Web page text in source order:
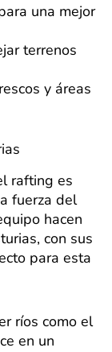
una mejor
terrenos
y áreas
rafting es
fuerza del
hacen
con sus
para esta
ríos como el
en un